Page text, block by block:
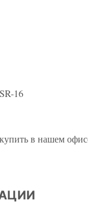
16
в нашем